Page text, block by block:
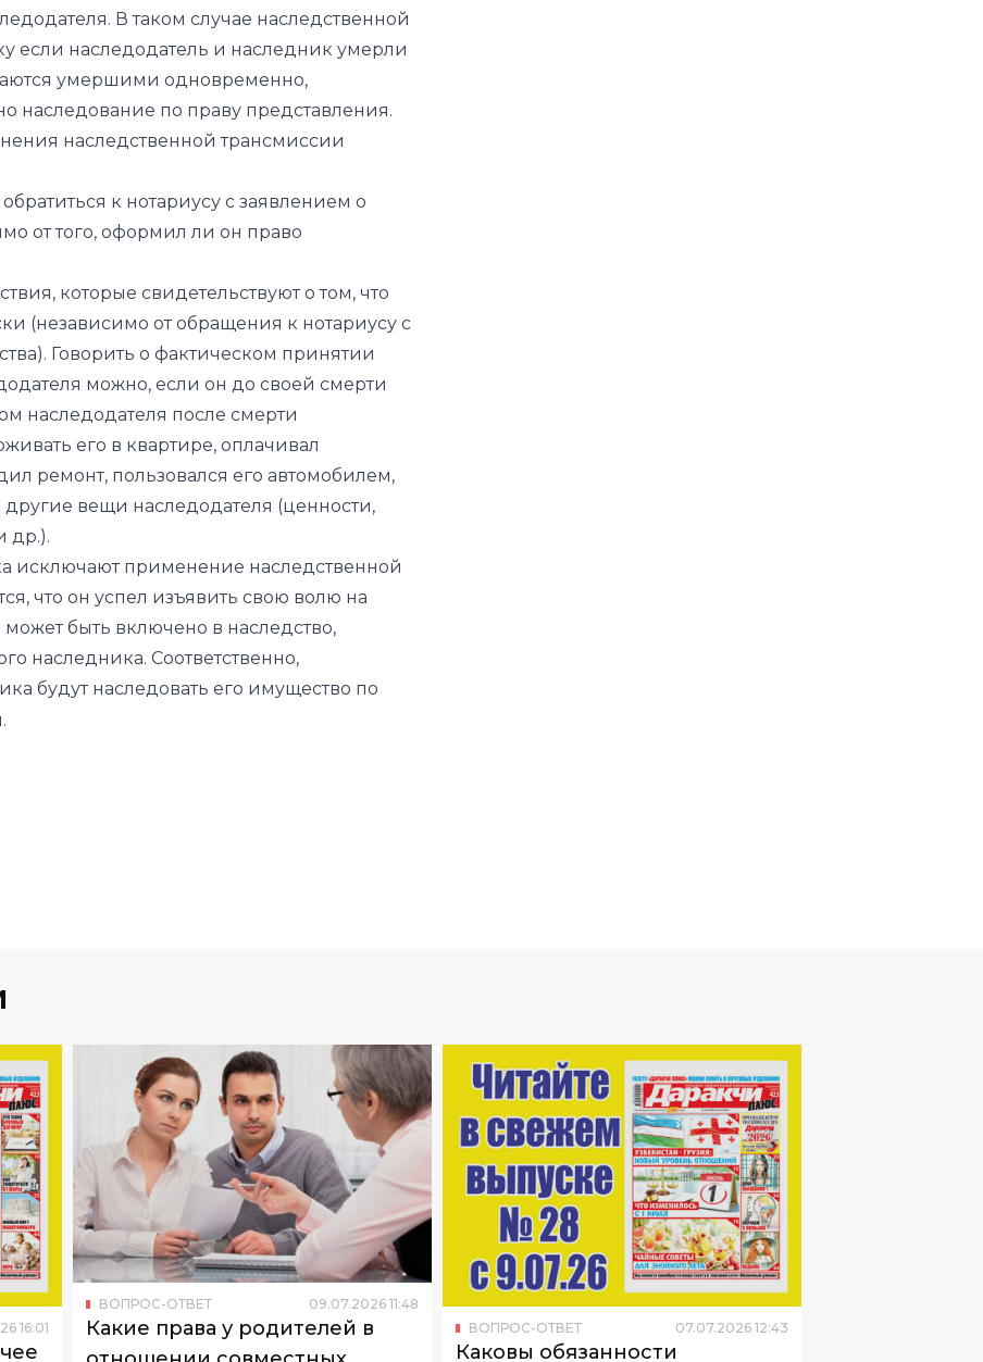
наследование по праву представления.
наследственной трансмиссии
к нотариусу с заявлением о
от того, оформил ли он право
которые свидетельствуют о том, что
(независимо от обращения к нотариусу с
Говорить о фактическом принятии
можно, если он до своей смерти
наследодателя после смерти
его в квартире, оплачивал
ремонт, пользовался его автомобилем,
другие вещи наследодателя (ценности,
др.).
исключают применение наследственной
что он успел изъявить свою волю на
быть включено в наследство,
наследника. Соответственно,
будут наследовать его имущество по
16:01
как
ВОПРОС-ОТВЕТ 09 07 2026 11:48
Какие права у родителей в
отношении совместных
детей?
К чему обязывает Семейный кодекс?
ВОПРОС-ОТВЕТ 07.07.2026 12:43
Каковы обязанности
арендодателя и арендатора
автомобиля?
Отвечает юрист.